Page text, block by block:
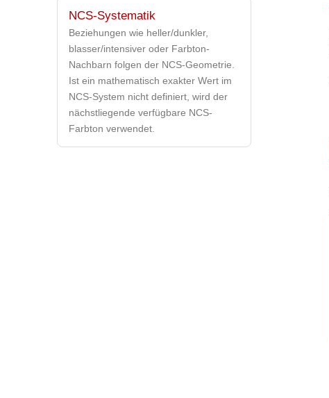
NCS-Systematik
Beziehungen wie heller/dunkler,
blasser/intensiver oder Farbton-
Nachbarn folgen der NCS-Geometrie.
Ist ein mathematisch exakter Wert im
NCS-System nicht definiert, wird der
nächstliegende verfügbare NCS-
Farbton verwendet.